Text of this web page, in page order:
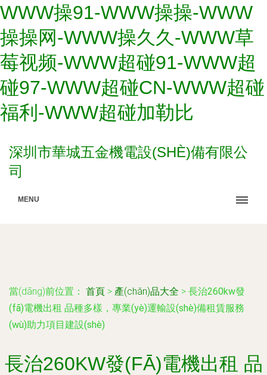
WWW操91-WWW操操-WWW
操操网-WWW操久久-WWW草
莓视频-WWW超碰91-WWW超
碰97-WWW超碰CN-WWW超碰
福利-WWW超碰加勒比
深圳市華城五金機電設(SHÈ)備有限公
司
MENU
當(dāng)前位置： 首頁 > 產(chǎn)品大全 > 長治260kw發
(fā)電機出租 品種多樣，專業(yè)運輸設(shè)備租賃服務
(wù)助力項目建設(shè)
長治260KW發(FĀ)電機出租 品